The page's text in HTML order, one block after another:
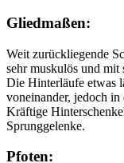
Gliedmaßen:
Weit zurückliegende
sehr muskulös und mit
Die Hinterläufe etwas
voneinander, jedoch
Kräftige
Sprunggelenke.
Pfoten: